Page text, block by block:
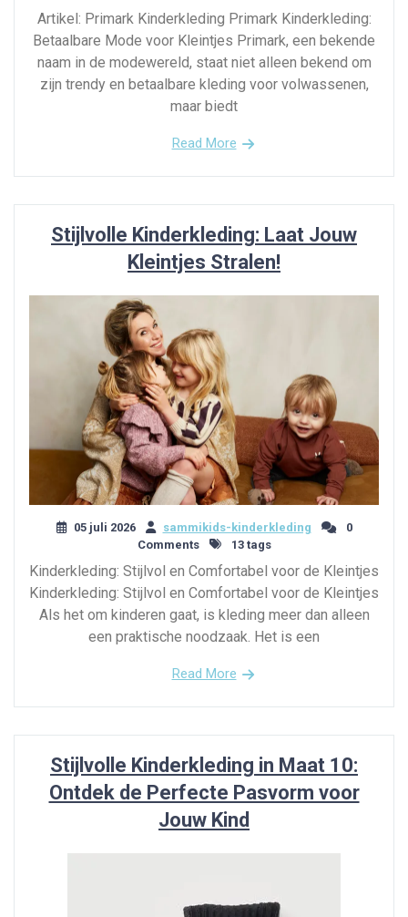
Artikel: Primark Kinderkleding Primark Kinderkleding:
Betaalbare Mode voor Kleintjes Primark, een bekende
naam in de modewereld, staat niet alleen bekend om
zijn trendy en betaalbare kleding voor volwassenen,
maar biedt
Read More
Stijlvolle Kinderkleding: Laat Jouw
Kleintjes Stralen!
05 juli 2026 sammikids-kinderkleding
0
Comments
13 tags
Kinderkleding: Stijlvol en Comfortabel voor de Kleintjes
Kinderkleding: Stijlvol en Comfortabel voor de Kleintjes
Als het om kinderen gaat, is kleding meer dan alleen
een praktische noodzaak. Het is een
Read More
Stijlvolle Kinderkleding in Maat 10:
Ontdek de Perfecte Pasvorm voor
Jouw Kind